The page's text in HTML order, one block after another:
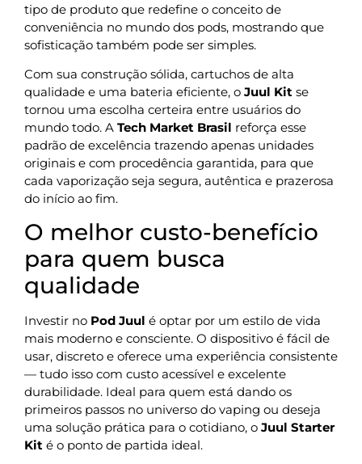
tipo de produto que redefine o conceito de
conveniência no mundo dos pods, mostrando que
sofisticação também pode ser simples.
Com sua construção sólida, cartuchos de alta
qualidade e uma bateria eficiente, o Juul Kit se
tornou uma escolha certeira entre usuários do
mundo todo. A Tech Market Brasil reforça esse
padrão de excelência trazendo apenas unidades
originais e com procedência garantida, para que
cada vaporização seja segura, autêntica e prazerosa
do início ao fim.
O melhor custo-benefício
para quem busca
qualidade
Investir no Pod Juul é optar por um estilo de vida
mais moderno e consciente. O dispositivo é fácil de
usar, discreto e oferece uma experiência consistente
— tudo isso com custo acessível e excelente
durabilidade. Ideal para quem está dando os
primeiros passos no universo do vaping ou deseja
uma solução prática para o cotidiano, o Juul Starter
Kit é o ponto de partida ideal.